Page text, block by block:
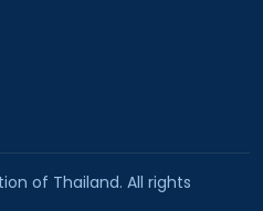
of Thailand. All rights